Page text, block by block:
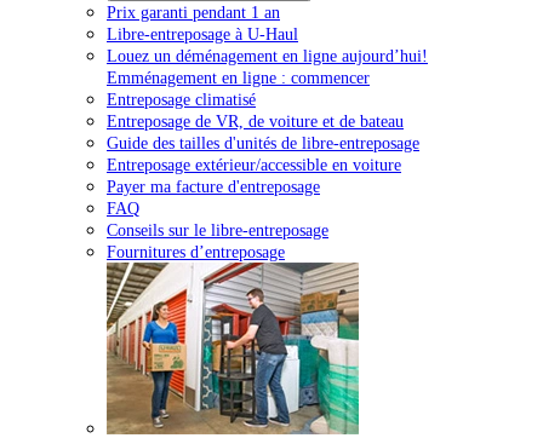
Prix garanti pendant 1 an
Libre-entreposage à U-Haul
Louez un déménagement en ligne aujourd’hui!
Emménagement en ligne : commencer
Entreposage climatisé
Entreposage de VR, de voiture et de bateau
Guide des tailles d'unités de libre-entreposage
Entreposage extérieur/accessible en voiture
Payer ma facture d'entreposage
FAQ
Conseils sur le libre-entreposage
Fournitures d’entreposage